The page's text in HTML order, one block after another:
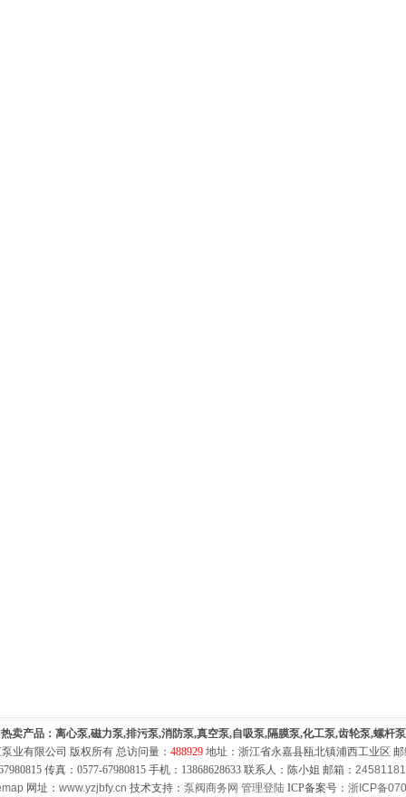
热卖产品：离心泵,磁力泵,排污泵,消防泵,真空泵,自吸泵,隔膜泵,化工泵,齿轮泵,螺杆泵
业有限公司 版权所有 总访问量： 488929 地址：浙江省永嘉县瓯北镇浦西工业区 邮
传真：0577-67980815 手机：13868628633 联系人：陈小姐 邮箱：
网址： www.yzjbfy.cn 技术支持： 泵阀商务网 管理登陆 ICP备案号： 浙ICP备